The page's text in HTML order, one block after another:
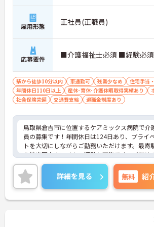
雇用形態 正社員(正職員)
応募要件 ■介護福祉士必須 ■経験必須
駅から徒歩10分以内 車通勤可 残業少なめ
住宅手当
年間休日110日以上
産休･育休･介護休暇取得実績あり
社会保険完備
交通費支給 退職金制度あり
鳥取県倉吉市に位置するケアミックス病院で介
員の募集です！年間休日は124日あり、プライ
トを大切にしながらご勤務いただけます。最寄
ら徒歩圏内！マイカー通勤も可能です。ご興味
る方は、面接ポイントをお伝えしますので、お
にご連絡ください。
詳細を見る 無料 紹